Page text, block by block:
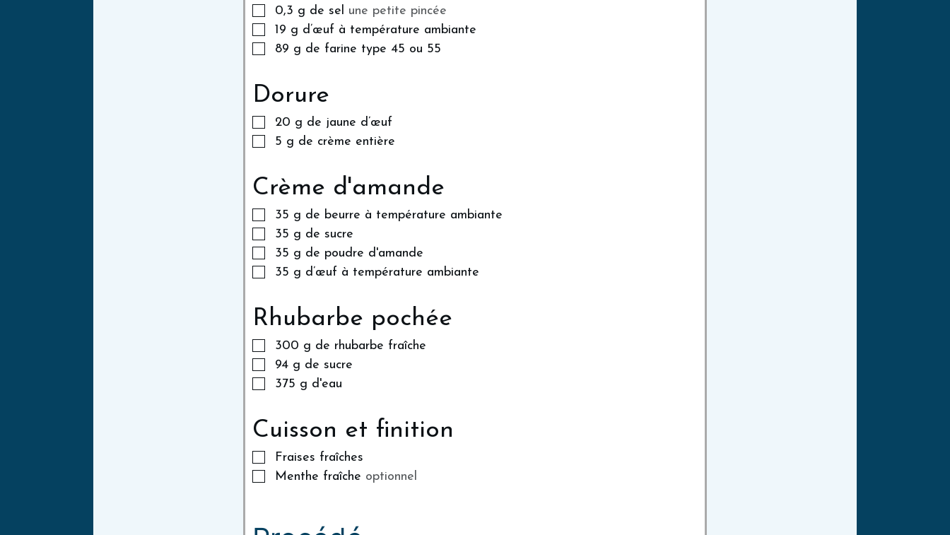
0,3 g de sel une petite pincée
19 g d’œuf à température ambiante
89 g de farine type 45 ou 55
Dorure
20 g de jaune d’œuf
5 g de crème entière
Crème d'amande
35 g de beurre à température ambiante
35 g de sucre
35 g de poudre d'amande
35 g d’œuf à température ambiante
Rhubarbe pochée
300 g de rhubarbe fraîche
94 g de sucre
375 g d'eau
Cuisson et finition
Fraises fraîches
Menthe fraîche optionnel